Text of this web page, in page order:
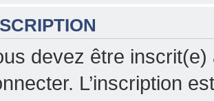
devez être
L’inscription